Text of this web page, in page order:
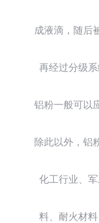
成液滴，随后
再经过分级
铝粉一般可以
除此以外，铝
化工行业、
料、耐火材